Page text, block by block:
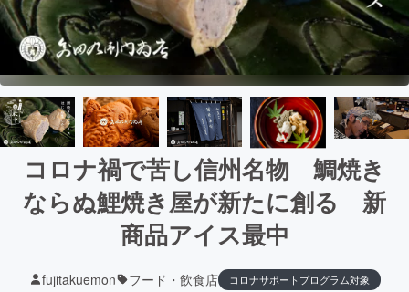
コロナ禍で苦し信州名物 鯛焼き
ならぬ鯉焼き屋が新たに創る 新
商品アイス最中
fujitakuemon フード・飲食店 コロナサポートプログラム対象